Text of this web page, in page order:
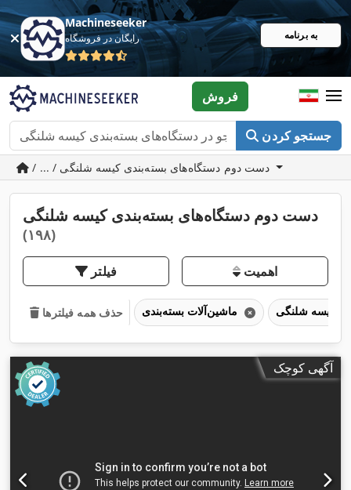
Machineseeker
رایگان در فروشگاه به برنامه
جستجو کردن
فروش
دست دوم دستگاه‌های بسته‌بندی کیسه شلنگی
(۱۹۸)
فیلتر اهمیت
حذف همه فیلترها
آگهی کوچک